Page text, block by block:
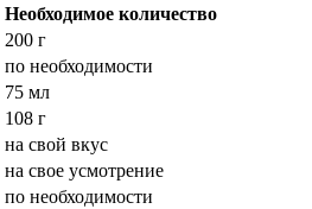
Необходимое количество
200 г
по необходимости
75 мл
108 г
на свой вкус
на свое усмотрение
по необходимости